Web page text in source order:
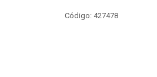
Código: 427478